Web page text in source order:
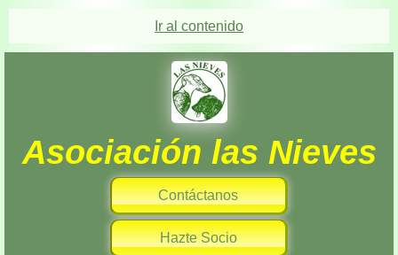
Ir al contenido
Asociación las Nieves
Contáctanos
Hazte Socio